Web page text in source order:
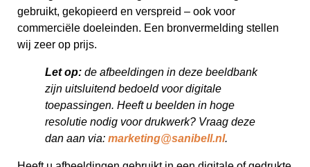
gebruikt, gekopieerd en verspreid – ook voor
commerciële doeleinden. Een bronvermelding stellen
wij zeer op prijs.
Let op: de afbeeldingen in deze beeldbank
zijn uitsluitend bedoeld voor digitale
toepassingen. Heeft u beelden in hoge
resolutie nodig voor drukwerk? Vraag deze
dan aan via: marketing@sanibell.nl.